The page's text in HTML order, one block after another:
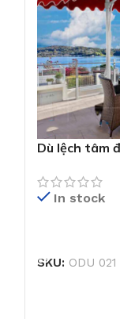
Dù lệch tâm
In stock
SKU: ODU